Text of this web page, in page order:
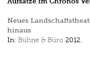
Neues
hinaus
In: Bühne & Büro 2012.